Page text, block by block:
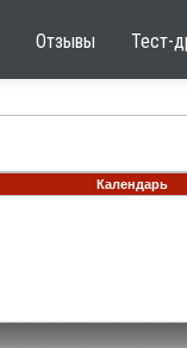
Отзывы Тест-
Календарь